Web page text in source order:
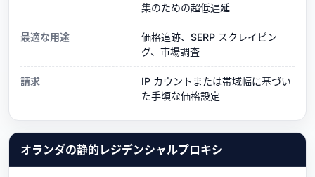
集のための超低遅延
最適な用途
価格追跡、SERP スクレイピン
グ、市場調査
請求
IP カウントまたは帯域幅に基づい
た手頃な価格設定
オランダの静的レジデンシャルプロキシ